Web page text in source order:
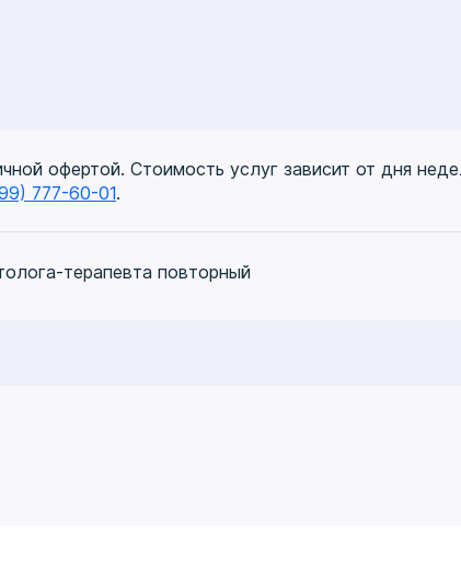
офертой. Стоимость услуг зависит от дня
777-60-01.
терапевта повторный